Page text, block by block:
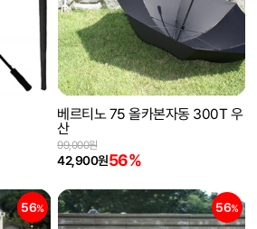
베르티노 75 올카본자동 300T 우
산
42,900원56%
99,000원
56% 56%